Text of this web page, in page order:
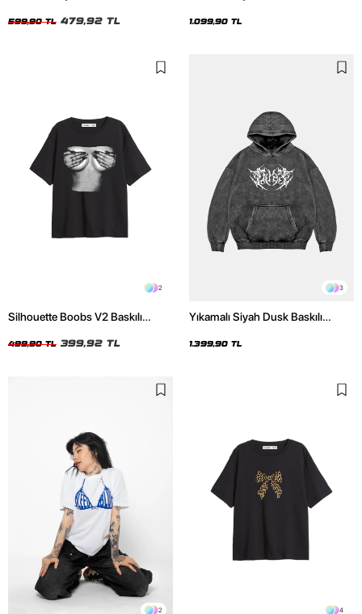
599,90 TL 479,92 TL 1.099,90 TL
2
Silhouette Boobs V2 Baskılı
499,90 TL 399,92 TL
3
Yıkamalı Siyah Dusk Baskılı
1.399,90 TL
2 4